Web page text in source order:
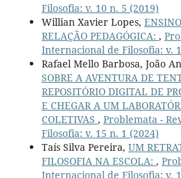
Filosofia: v. 10 n. 5 (2019)
Willian Xavier Lopes,
RELAÇÃO PEDAGÓGICA: ,
Internacional de Filosofia: v.
Rafael Mello Barbosa, João
SOBRE A AVENTURA DE
REPOSITÓRIO DIGITAL DE
E CHEGAR A UM
COLETIVAS , Problemata -
Filosofia: v. 15 n. 1 (2024)
Taís Silva Pereira, UM
FILOSOFIA NA ESCOLA: ,
Internacional de Filosofia: v.